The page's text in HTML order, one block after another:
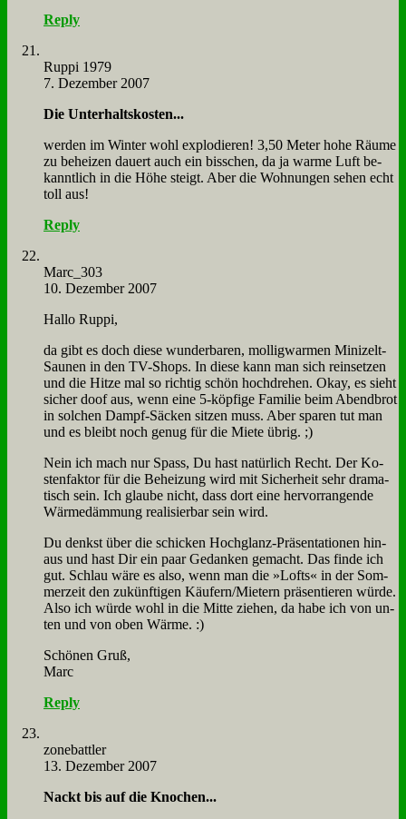
Reply
Rup­pi 1979
7. Dezember 2007
Die Un­ter­halts­ko­sten...
wer­den im Win­ter wohl ex­plo­die­ren! 3,50 Me­ter ho­he Räu­me
zu be­hei­zen dau­ert auch ein biss­chen, da ja war­me Luft be­
kannt­lich in die Hö­he steigt. Aber die Woh­nun­gen se­hen echt
toll aus!
Reply
Marc_303
10. Dezember 2007
Hal­lo Rup­pi,
da gibt es doch die­se wun­der­ba­ren, mol­lig­war­men Mi­ni­zelt-
Sau­nen in den TV-Shops. In die­se kann man sich rein­set­zen
und die Hit­ze mal so rich­tig schön hoch­dre­hen. Okay, es sieht
si­cher doof aus, wenn ei­ne 5‑köpfige Fa­mi­lie beim Abend­brot
in sol­chen Dampf-Säcken sit­zen muss. Aber spa­ren tut man
und es bleibt noch ge­nug für die Mie­te üb­rig. ;)
Nein ich mach nur Spass, Du hast na­tür­lich Recht. Der Ko­
sten­fak­tor für die Be­hei­zung wird mit Si­cher­heit sehr dra­ma­
tisch sein. Ich glau­be nicht, dass dort ei­ne her­vor­ran­gen­de
Wär­me­däm­mung rea­li­sier­bar sein wird.
Du denkst über die schicken Hoch­glanz-Prä­sen­ta­tio­nen hin­
aus und hast Dir ein paar Ge­dan­ken ge­macht. Das fin­de ich
gut. Schlau wä­re es al­so, wenn man die »Lofts« in der Som­
mer­zeit den zu­künf­ti­gen Käufern/Mietern prä­sen­tie­ren wür­de.
Al­so ich wür­de wohl in die Mit­te zie­hen, da ha­be ich von un­
ten und von oben Wär­me. :)
Schö­nen Gruß,
Marc
Reply
zone­batt­ler
13. Dezember 2007
Nackt bis auf die Kno­chen...